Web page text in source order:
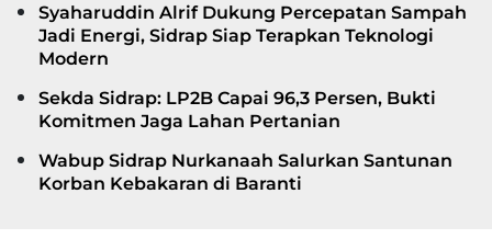
Syaharuddin Alrif Dukung Percepatan Sampah
Jadi Energi, Sidrap Siap Terapkan Teknologi
Modern
Sekda Sidrap: LP2B Capai 96,3 Persen, Bukti
Komitmen Jaga Lahan Pertanian
Wabup Sidrap Nurkanaah Salurkan Santunan
Korban Kebakaran di Baranti